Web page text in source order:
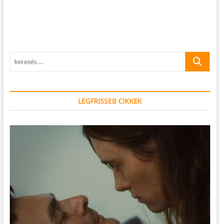
keresés
LEGFRISSEB CIKKEK